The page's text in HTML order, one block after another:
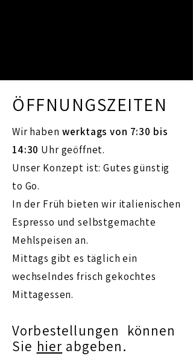
ÖFFNUNGSZEITEN
Wir haben werktags von 7:30 bis
14:30 Uhr geöffnet.
Unser Konzept ist: Gutes günstig
to Go.
In der Früh bieten wir italienischen
Espresso und selbstgemachte
Mehlspeisen an.
Mittags gibt es täglich ein
wechselndes frisch gekochtes
Mittagessen.
Vorbestellungen können
Sie hier abgeben.